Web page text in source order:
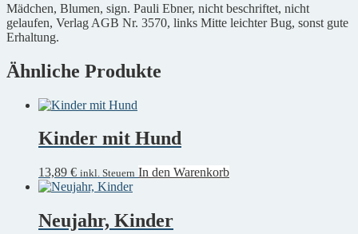
Mädchen, Blumen, sign. Pauli Ebner, nicht beschriftet, nicht
gelaufen, Verlag AGB Nr. 3570, links Mitte leichter Bug, sonst gute
Erhaltung.
Ähnliche Produkte
Kinder mit Hund
13,89 € inkl. Steuern In den Warenkorb
Neujahr, Kinder